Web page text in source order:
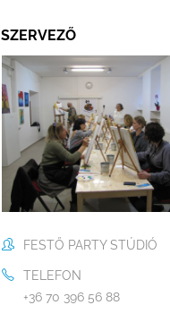
SZERVEZŐ
FESTŐ PARTY STÚDIÓ
TELEFON
+36 70 396 56 88